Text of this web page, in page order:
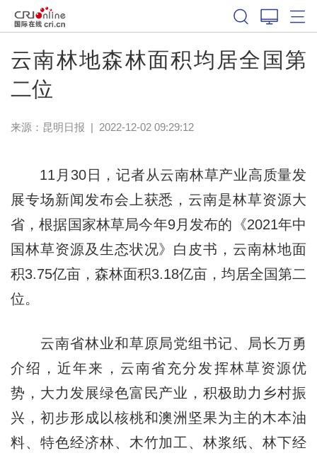
云南林地森林面积均居全国第
二位
来源： 昆明日报 | 2022-12-02 09:29:12
11月30日，记者从云南林草产业高质量发
展专场新闻发布会上获悉，云南是林草资源大
省，根据国家林草局今年9月发布的《2021年中
国林草资源及生态状况》白皮书，云南林地面
积3.75亿亩，森林面积3.18亿亩，均居全国第二
位。
云南省林业和草原局党组书记、局长万勇
介绍，近年来，云南省充分发挥林草资源优
势，大力发展绿色富民产业，积极助力乡村振
兴，初步形成以核桃和澳洲坚果为主的木本油
料、特色经济林、木竹加工、林浆纸、林下经